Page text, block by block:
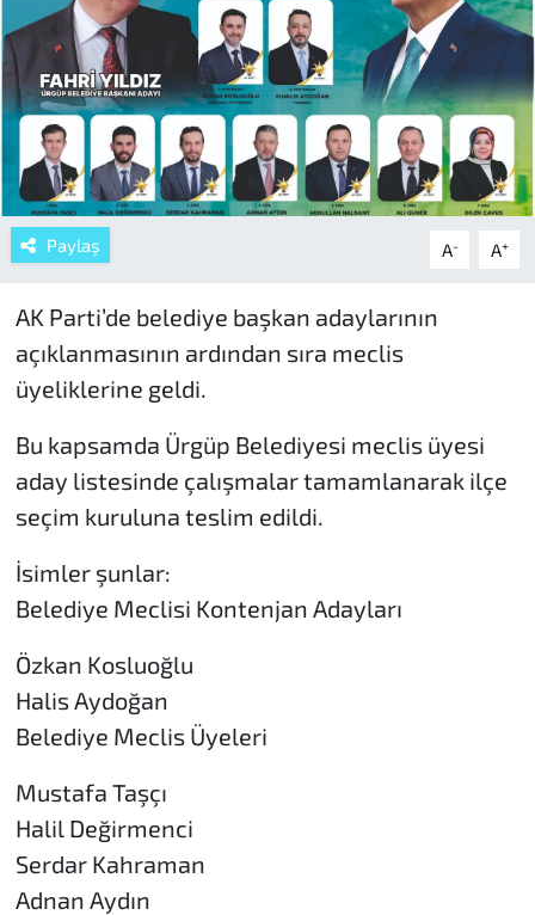
Paylaş A- A+
AK Parti’de belediye başkan adaylarının
açıklanmasının ardından sıra meclis
üyeliklerine geldi.
Bu kapsamda Ürgüp Belediyesi meclis üyesi
aday listesinde çalışmalar tamamlanarak ilçe
seçim kuruluna teslim edildi.
İsimler şunlar:
Belediye Meclisi Kontenjan Adayları
Özkan Kosluoğlu
Halis Aydoğan
Belediye Meclis Üyeleri
Mustafa Taşçı
Halil Değirmenci
Serdar Kahraman
Adnan Aydın